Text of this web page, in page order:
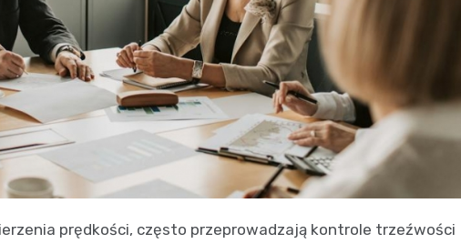
prędkości, często przeprowadzają kontrole trzeźwości